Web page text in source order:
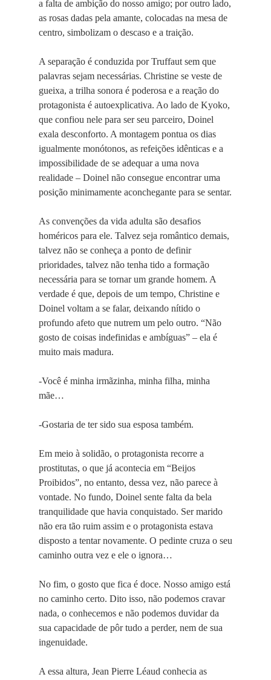
a falta de ambição do nosso amigo; por outro lado,
as rosas dadas pela amante, colocadas na mesa de
centro, simbolizam o descaso e a traição.
A separação é conduzida por Truffaut sem que
palavras sejam necessárias. Christine se veste de
gueixa, a trilha sonora é poderosa e a reação do
protagonista é autoexplicativa. Ao lado de Kyoko,
que confiou nele para ser seu parceiro, Doinel
exala desconforto. A montagem pontua os dias
igualmente monótonos, as refeições idênticas e a
impossibilidade de se adequar a uma nova
realidade – Doinel não consegue encontrar uma
posição minimamente aconchegante para se sentar.
As convenções da vida adulta são desafios
homéricos para ele. Talvez seja romântico demais,
talvez não se conheça a ponto de definir
prioridades, talvez não tenha tido a formação
necessária para se tornar um grande homem. A
verdade é que, depois de um tempo, Christine e
Doinel voltam a se falar, deixando nítido o
profundo afeto que nutrem um pelo outro. “Não
gosto de coisas indefinidas e ambíguas” – ela é
muito mais madura.
-Você é minha irmãzinha, minha filha, minha
mãe…
-Gostaria de ter sido sua esposa também.
Em meio à solidão, o protagonista recorre a
prostitutas, o que já acontecia em “Beijos
Proibidos”, no entanto, dessa vez, não parece à
vontade. No fundo, Doinel sente falta da bela
tranquilidade que havia conquistado. Ser marido
não era tão ruim assim e o protagonista estava
disposto a tentar novamente. O pedinte cruza o seu
caminho outra vez e ele o ignora…
No fim, o gosto que fica é doce. Nosso amigo está
no caminho certo. Dito isso, não podemos cravar
nada, o conhecemos e não podemos duvidar da
sua capacidade de pôr tudo a perder, nem de sua
ingenuidade.
A essa altura, Jean Pierre Léaud conhecia as